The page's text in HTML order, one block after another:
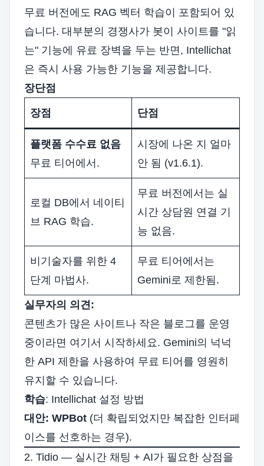
무료 버전에도 RAG 벡터 학습이 포함되어 있
습니다. 대부분의 경쟁사가 봇이 사이트를 "읽
는" 기능에 유료 장벽을 두는 반면, Intellichat
은 즉시 사용 가능한 기능을 제공합니다.
장단점
장점 단점
플랫폼 수수료 없음
무료 티어에서.
시장에 나온 지 얼마
안 됨 (v1.6.1).
로컬 DB에서 네이티
브 RAG 학습.
무료 버전에서는 실
시간 상담원 연결 기
능 없음.
비기술자를 위한 4
단계 마법사.
무료 티어에서는
Gemini로 제한됨.
실무자의 의견:
콘텐츠가 많은 사이트나 작은 블로그를 운영
중이라면 여기서 시작하세요. Gemini의 넉넉
한 API 제한을 사용하여 무료 티어를 영원히
유지할 수 있습니다.
학습: Intellichat 설정 방법
대안: WPBot (더 확립되었지만 복잡한 인터페
이스를 선호하는 경우).
2. Tidio — 실시간 채팅 + AI가 필요한 상점을